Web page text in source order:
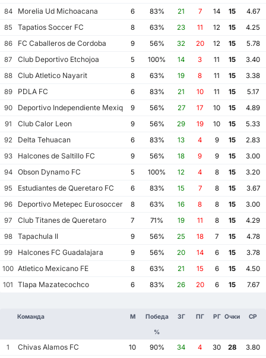
84
Morelia Ud Michoacana 6 83% 21 7 14 15
4.67
85
Tapatios Soccer FC 8 63% 23 11 12 15
4.25
86
FC Caballeros de Cordoba 9 56% 32 20 12 15
5.78
87
Club Deportivo Etchojoa 5 100% 14 3 11 15
3.40
88
Club Atletico Nayarit 8 63% 19 8 11 15
3.38
89
PDLA FC 6 83% 21 10 11 15
5.17
90
Deportivo Independiente Mexiquense
9 56% 27 17 10 15
4.89
91
Club Calor Leon 9 56% 29 19 10 15
5.33
92
Delta Tehuacan 6 83% 13 4 9 15
2.83
93
Halcones de Saltillo FC 9 56% 18 9 9 15
3.00
94
Obson Dynamo FC 5 100% 12 4 8 15
3.20
95
Estudiantes de Queretaro FC 6 83% 15 7 8 15
3.67
96
Deportivo Metepec Eurosoccer FC
8 63% 16 8 8 15
3.00
97
Club Titanes de Queretaro 7 71% 19 11 8 15
4.29
98
Tapachula II 9 56% 25 18 7 15
4.78
99
Halcones FC Guadalajara 9 56% 20 14 6 15
3.78
100 Atletico Mexicano FE 8 63% 21 15 6 15
4.50
101
Tlapa Mazatecochco 6 83% 26 20 6 15 7.67
Команда М Победа
%
ЗГ ПГ РГ Очки СР
1 Chivas Alamos FC 10 90% 34 4 30 28
3.80